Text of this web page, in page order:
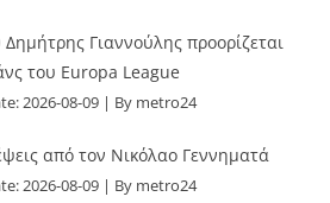
Γιαννούλης προορίζεται
του Europa League
2026-08-09 By metro24
από τον Νικόλαο Γεννηματά
2026-08-09 By metro24